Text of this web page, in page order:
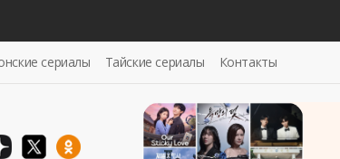
сериалы Тайские сериалы Контакты